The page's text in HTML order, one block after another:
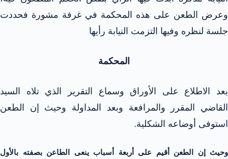
وعرض الطعن على هذه المحكمة في غرفة مشورة فحددت
جلسة لنظره وفيها التزمت النيابة رأيها
المحكمة
بعد الاطلاع على الأوراق وسماع التقرير الذي تلاه السيد
القاضي المقرر والمرافعة وبعد المداولة وحيث إن الطعن
استوفى أوضاعه الشكلية.
وحيث إن الطعن أقيم على أربعة أسباب ينعى الطاعن بصفته بالأول